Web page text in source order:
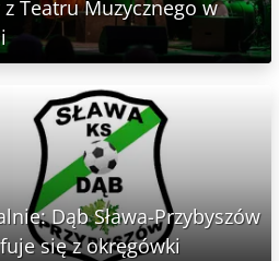
Teatru Muzycznego w
Dąb Sława-Przybyszów
się z okręgówki